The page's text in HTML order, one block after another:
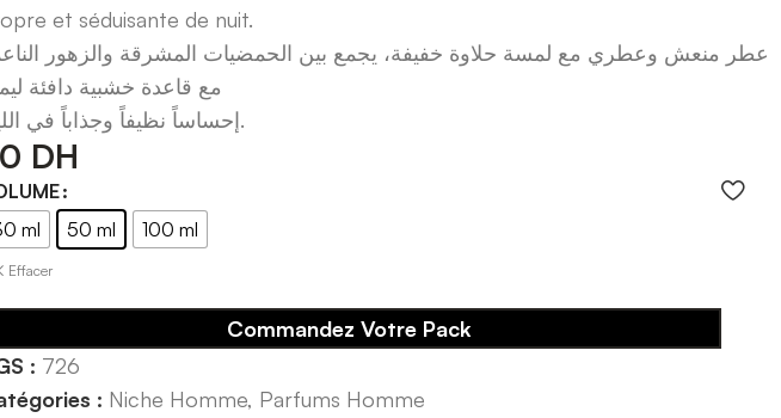
et séduisante de nuit.
عطر منعش وعطري مع لمسة حلاوة خفيفة، يجمع بين الحمضيات المشرقة والزهور
مع قاعدة خشبية دافئة
إحساساً نظيفاً وجذاباً في الليل.
DH
ml
50 ml 100 ml
Effacer
Commandez Votre Pack
: 726
: Niche Homme, Parfums Homme